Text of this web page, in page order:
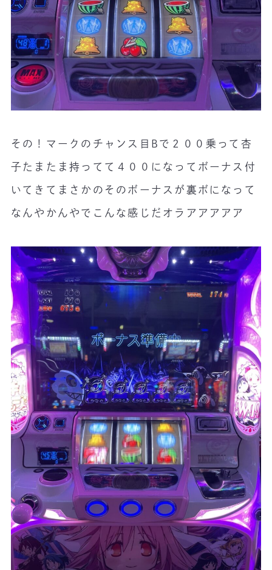
その！マークのチャンス目Bで２００乗って杏
子たまたま持ってて４００になってボーナス付
いてきてまさかのそのボーナスが裏ボになって
なんやかんやでこんな感じだオラアアアアア